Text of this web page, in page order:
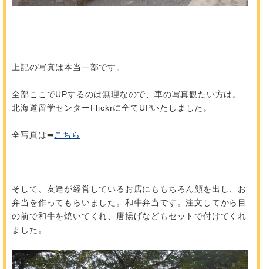
上記の写真は本当一部です。
全部ここでUPするのは無理なので、車の写真観たい方は。
北海道留学センターFlickrに全てUPいたしました。
全写真は➡こちら
そして、友達が経営しているお店にももちろん顔を出し、お
弁当を作ってもらいました。和牛弁当です。注文してから目
の前で和牛を焼いてくれ、唐揚げなどもセットで付けてくれ
ました。